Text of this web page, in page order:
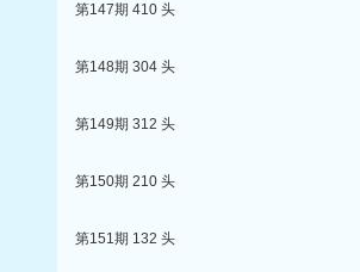
第147期 410 头
第148期 304 头
第149期 312 头
第150期 210 头
第151期 132 头